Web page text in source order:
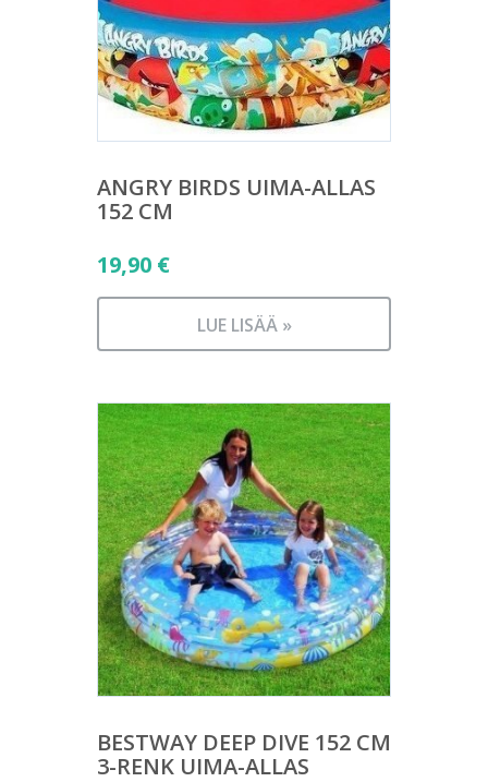
ANGRY BIRDS UIMA-ALLAS
152 CM
19,90 €
LUE LISÄÄ »
BESTWAY DEEP DIVE 152 CM
3-RENK UIMA-ALLAS